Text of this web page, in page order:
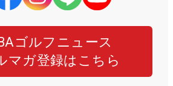
ゴルフニュース
マガ登録はこちら